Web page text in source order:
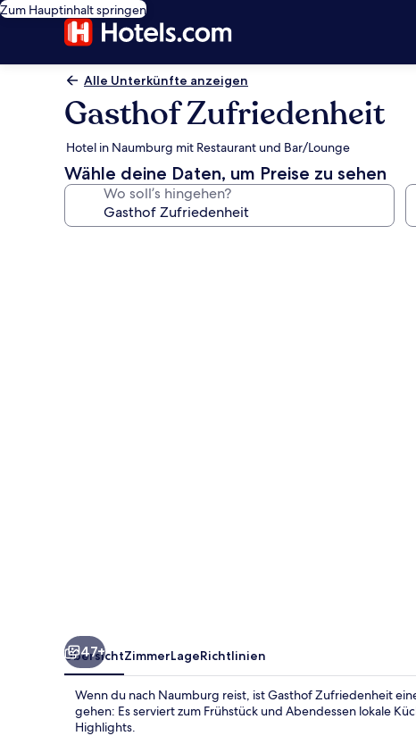
Zum Hauptinhalt springen
Alle Unterkünfte anzeigen
Gasthof Zufriedenheit
Hotel in Naumburg mit Restaurant und Bar/Lounge
Wähle deine Daten, um Preise zu sehen
Wo soll’s hingehen?
47+
ÜbersichtZimmerLageRichtlinien
Wenn du nach Naumburg reist, ist Gasthof Zufriedenheit
gehen: Es serviert zum Frühstück und Abendessen lokale
Highlights.